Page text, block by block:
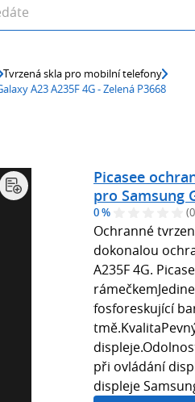
Tvrzená skla pro mobilní telefony
A23 A235F 4G - Zelená P3668
Picasee
pro Samsung
0 %
Ochranné
dokonalou
A235F 4G.
fosforeskující
při ovládání
displeje